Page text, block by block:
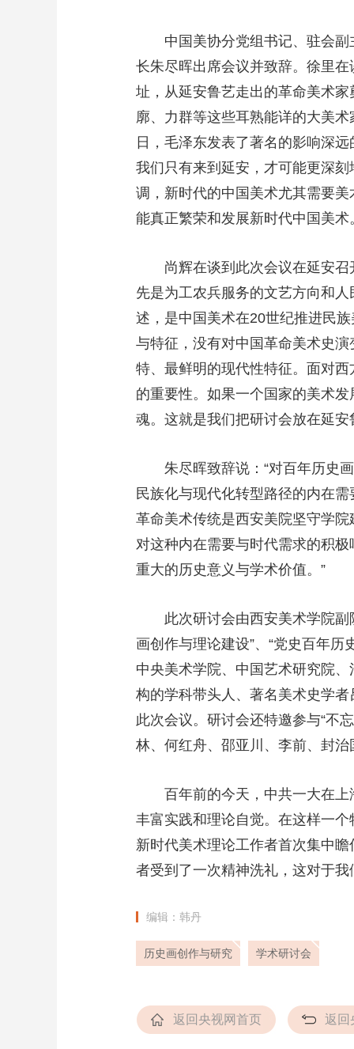
中国美协分党组书记、驻会
长朱尽晖出席会议并致辞。徐里
址，从延安鲁艺走出的革命美术
廓、力群等这些耳熟能详的大美
日，毛泽东发表了著名的影响深
我们只有来到延安，才可能更深
调，新时代的中国美术尤其需要
能真正繁荣和发展新时代中国美术
尚辉在谈到此次会议在延安
先是为工农兵服务的文艺方向和
述，是中国美术在20世纪推进民
与特征，没有对中国革命美术史
特、最鲜明的现代性特征。面对
的重要性。如果一个国家的美术
魂。这就是我们把研讨会放在延安
朱尽晖致辞说：“对百年历史
民族化与现代化转型路径的内在
革命美术传统是西安美院坚守学
对这种内在需要与时代需求的积
重大的历史意义与学术价值。”
此次研讨会由西安美术学院
画创作与理论建设”、“党史百年
中央美术学院、中国艺术研究院
构的学科带头人、著名美术史学
此次会议。研讨会还特邀参与“不
林、何红舟、邵亚川、李前、封
百年前的今天，中共一大在
丰富实践和理论自觉。在这样一
新时代美术理论工作者首次集中
者受到了一次精神洗礼，这对于
编辑：韩丹
历史画创作与研究 学术研讨会
返回央视网首页 返回